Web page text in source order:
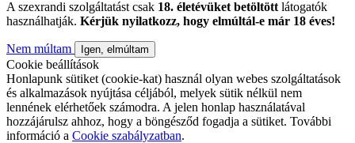
A szexrandi szolgáltatást csak 18. életévüket betöltött látogatók
használhatják. Kérjük nyilatkozz, hogy elmúltál-e már 18 éves!
Nem múltam Igen, elmúltam
Cookie beállítások
Honlapunk sütiket (cookie-kat) használ olyan webes szolgáltatások
és alkalmazások nyújtása céljából, melyek sütik nélkül nem
lennének elérhetőek számodra. A jelen honlap használatával
hozzájárulsz ahhoz, hogy a böngésződ fogadja a sütiket. További
információ a Cookie szabályzatban.